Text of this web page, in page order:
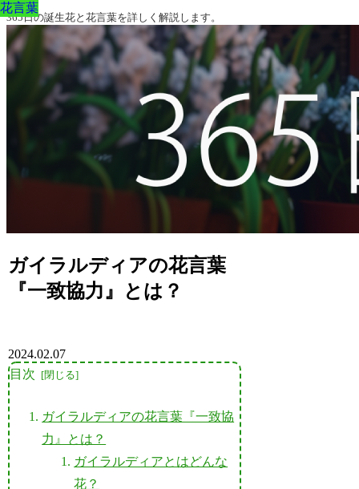
365日の誕生花と花言葉を詳しく解説します。
ガイラルディアの花言葉
『一致協力』とは？
花言葉
2024.02.07
目次
ガイラルディアの花言葉『一致協
力』とは？
ガイラルディアとはどんな
花？
花言葉
花言葉
花言葉
花言葉
花言葉
花言葉